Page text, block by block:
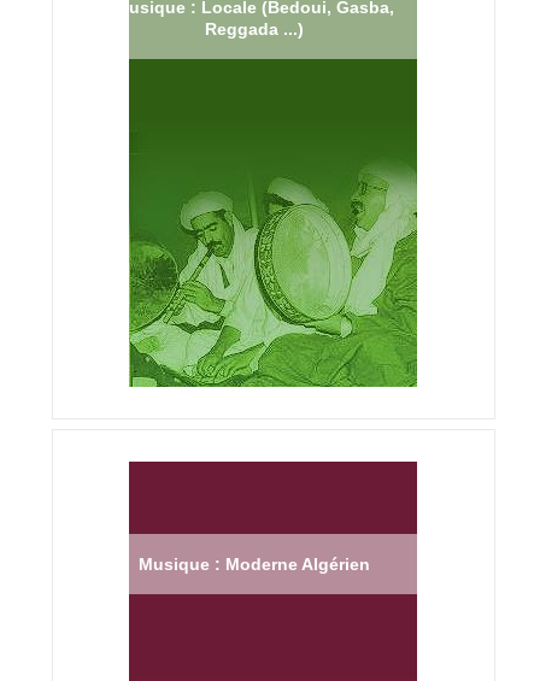
Musique : Locale (Bedoui, Gasba,
Reggada ...)
Musique : Moderne Algérien